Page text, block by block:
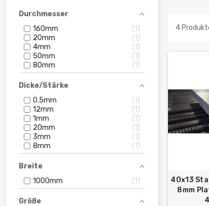
Durchmesser
160mm
1
20mm
1
4mm
1
50mm
1
80mm
1
Dicke/Stärke
0.5mm
1
12mm
1
1mm
1
20mm
1
3mm
1
8mm
1
Breite
1000mm
1
Größe
4
40x13
8mm